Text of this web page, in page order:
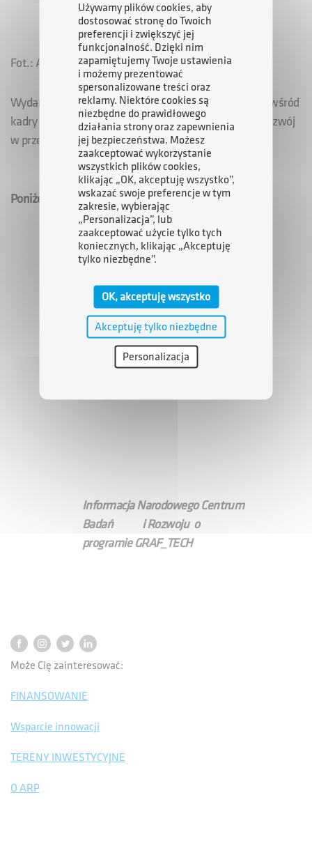
Fot.: ARP S.A.
Wydarzenie miało na celu prezentację i popularyzację wśród
kadry zarządzającej odpowiedzialnej za technologie i rozwój
w przedsiębiorstwach metod wykorzystania grafenu.
Poniżej zamieszczamy prezentacje z seminarium
Informacja Narodowego Centrum
Badań i Rozwoju o
programie GRAF_TECH
Może Cię zainteresować:
FINANSOWANIE
Wsparcie innowacji
TERENY INWESTYCYJNE
O ARP
Używamy plików cookies, aby
dostosować stronę do Twoich
preferencji i zwiększyć jej
funkcjonalność. Dzięki nim
zapamiętujemy Twoje ustawienia
i możemy prezentować
spersonalizowane treści oraz
reklamy. Niektóre cookies są
niezbędne do prawidłowego
działania strony oraz zapewnienia
jej bezpieczeństwa. Możesz
zaakceptować wykorzystanie
wszystkich plików cookies,
klikając „OK, akceptuję wszystko”,
wskazać swoje preferencje w tym
zakresie, wybierając
„Personalizacja”, lub
zaakceptować użycie tylko tych
koniecznych, klikając „Akceptuję
tylko niezbędne”.
OK, akceptuję wszystko
Akceptuję tylko niezbędne
Personalizacja